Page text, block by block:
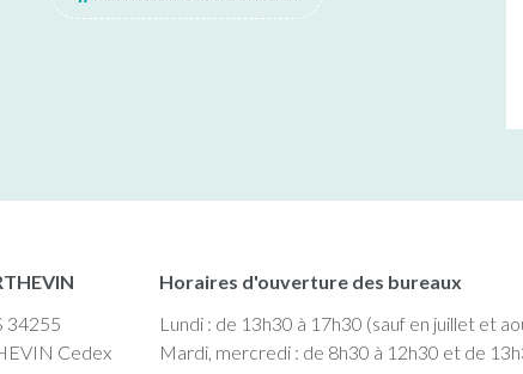
34255
Cedex
Horaires d'ouverture des bureaux
Lundi : de 13h30 à 17h30 (sauf en juillet et
Mardi, mercredi : de 8h30 à 12h30 et de